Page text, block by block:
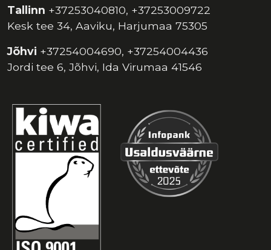
Tallinn +37253040810, +37253009722
Kesk tee 34, Aaviku, Harjumaa 75305
Jõhvi +37254004690, +37254004436
Jordi tee 6, Jõhvi, Ida Virumaa 41546